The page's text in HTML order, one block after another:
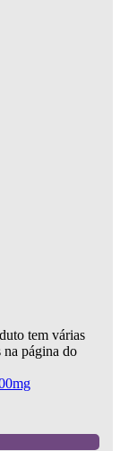
tem várias
na página do